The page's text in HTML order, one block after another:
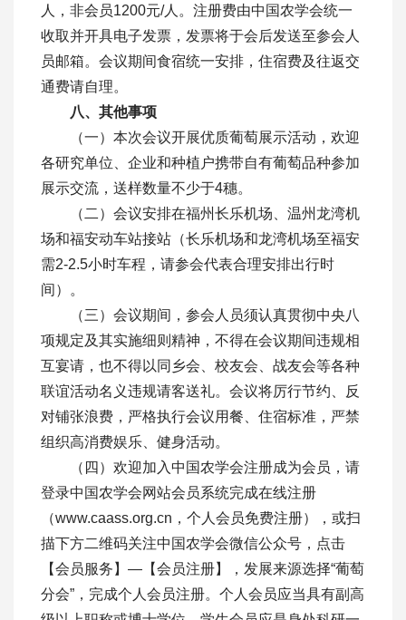
人，非会员1200元/人。注册费由中国农学会统一
收取并开具电子发票，发票将于会后发送至参会人
员邮箱。会议期间食宿统一安排，住宿费及往返交
通费请自理。
八、其他事项
（一）本次会议开展优质葡萄展示活动，欢迎
各研究单位、企业和种植户携带自有葡萄品种参加
展示交流，送样数量不少于4穗。
（二）会议安排在福州长乐机场、温州龙湾机
场和福安动车站接站（长乐机场和龙湾机场至福安
需2-2.5小时车程，请参会代表合理安排出行时
间）。
（三）会议期间，参会人员须认真贯彻中央八
项规定及其实施细则精神，不得在会议期间违规相
互宴请，也不得以同乡会、校友会、战友会等各种
联谊活动名义违规请客送礼。会议将厉行节约、反
对铺张浪费，严格执行会议用餐、住宿标准，严禁
组织高消费娱乐、健身活动。
（四）欢迎加入中国农学会注册成为会员，请
登录中国农学会网站会员系统完成在线注册
（www.caass.org.cn，个人会员免费注册），或扫
描下方二维码关注中国农学会微信公众号，点击
【会员服务】—【会员注册】，发展来源选择“葡萄
分会”，完成个人会员注册。个人会员应当具有副高